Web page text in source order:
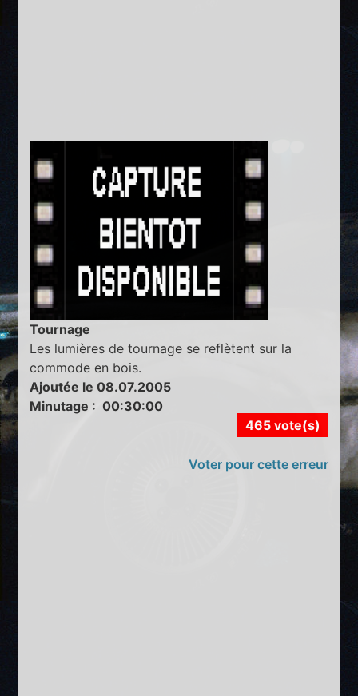
Tournage
Les lumières de tournage se reflètent sur la
commode en bois.
Ajoutée le 08.07.2005
Minutage : 00:30:00
465 vote(s)
Voter pour cette erreur